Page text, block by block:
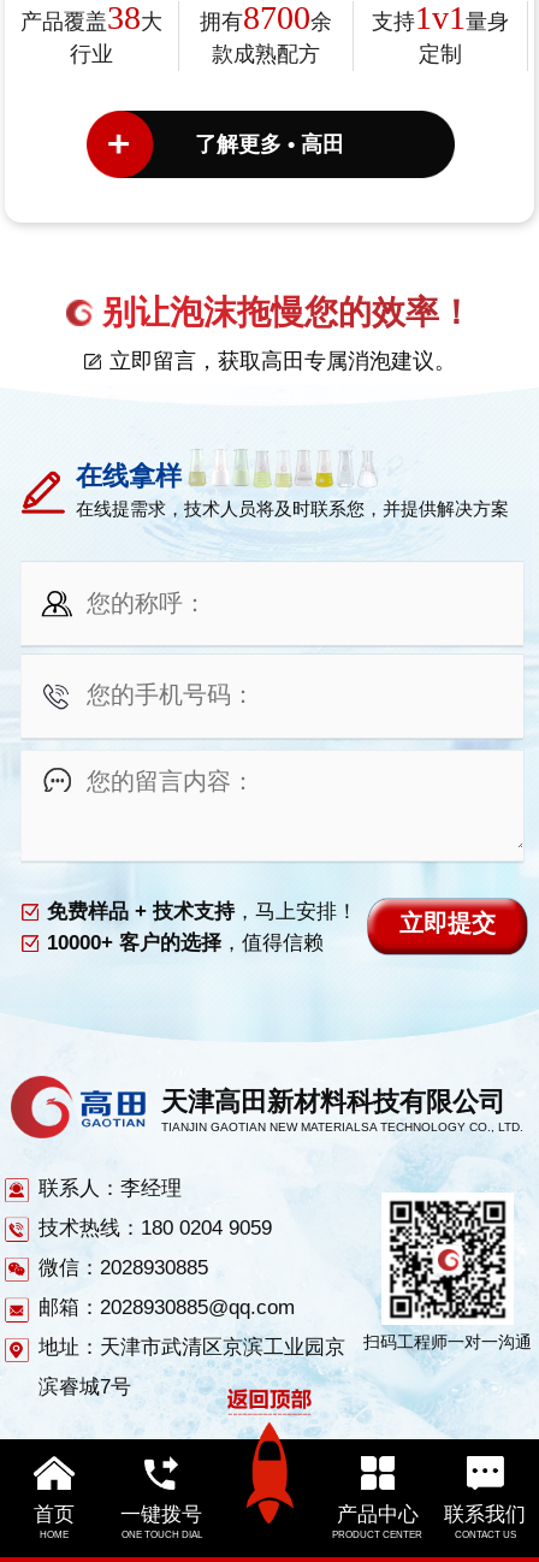
产品覆盖38大
行业
拥有8700余
款成熟配方
支持1v1 量身
定制
了解更多 • 高田
别让泡沫拖慢您的效率！
立即留言，获取高田专属消泡建议。
在线拿样
在线提需求，技术人员将及时联系您，并提供解决方案
免费样品 + 技术支持，马上安排！
10000+ 客户的选择，值得信赖
天津高田新材料科技有限公司
TIANJIN GAOTIAN NEW MATERIALSA TECHNOLOGY CO., LTD.
联系人：李经理
技术热线：180 0204 9059
微信：2028930885
邮箱：2028930885@qq.com
地址：天津市武清区京滨工业园京
滨睿城7号
扫码工程师一对一沟通
首页
HOME
一键拨号
ONE TOUCH DIAL
产品中心
PRODUCT CENTER
联系我们
CONTACT US